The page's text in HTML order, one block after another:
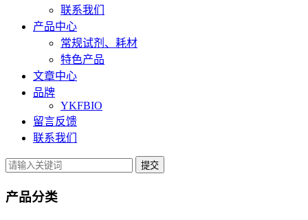
联系我们
产品中心
常规试剂、耗材
特色产品
文章中心
品牌
YKFBIO
留言反馈
联系我们
提交
产品分类